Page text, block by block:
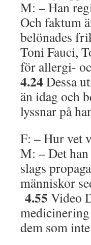
M: – Han
Och faktum
belönades
Toni Fauci,
för allergi-
4.24 Dessa
än idag och
lyssnar på
F: – Hur vet
M: – Det han
slags
människor
4.55 Video
dem som